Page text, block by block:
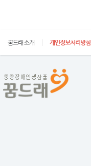
꿈드래 소개 개인정보처리방침